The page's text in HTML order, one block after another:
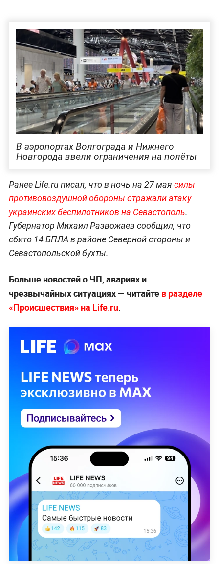
В аэропортах Волгограда и Нижнего
Новгорода ввели ограничения на полёты
Ранее Life.ru писал, что в ночь на 27 мая силы
противовоздушной обороны отражали атаку
украинских беспилотников на Севастополь.
Губернатор Михаил Развожаев сообщил, что
сбито 14 БПЛА в районе Северной стороны и
Севастопольской бухты.
Больше новостей о ЧП, авариях и
чрезвычайных ситуациях — читайте в разделе
«Происшествия» на Life.ru.